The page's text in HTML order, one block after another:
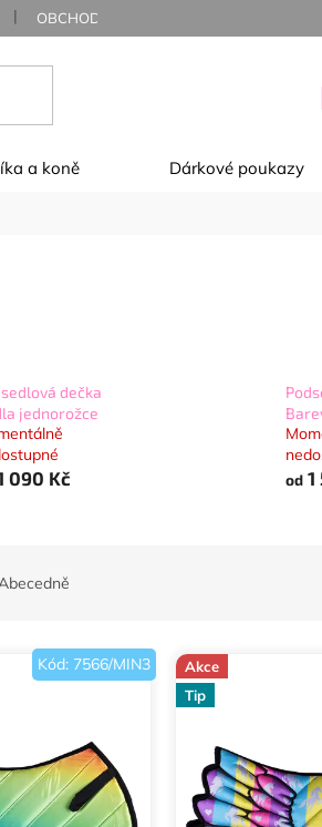
OBCHODNÍ PODMÍNKY OCHRANA
a koně Dárkové poukazy
dečka
jednorožce
090 Kč od1
Kód: 7566/MIN3
Akce
Tip